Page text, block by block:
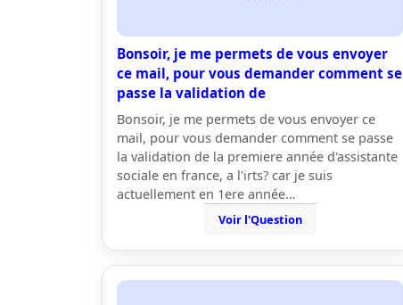
Bonsoir, je me permets de vous envoyer
ce mail, pour vous demander comment se
passe la validation de
Bonsoir, je me permets de vous envoyer ce
mail, pour vous demander comment se passe
la validation de la premiere année d'assistante
sociale en france, a l'irts? car je suis
actuellement en 1ere année…
Voir l'Question